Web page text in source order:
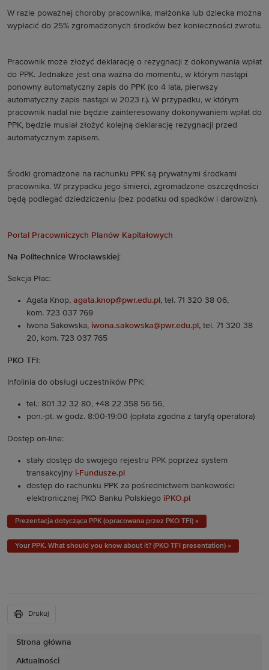
Strona główna
Aktualności
W razie poważnej choroby pracownika, małżonka lub dziecka można
wypłacić do 25% zgromadzonych środków bez konieczności zwrotu.
Pracownik może złożyć deklarację o rezygnacji z dokonywania wpłat
do PPK. Jednakże jest ona ważna do momentu, w którym nastąpi
ponowny automatyczny zapis do PPK (co 4 lata, pierwszy
automatyczny zapis nastąpi w 2023 r.). W przypadku, w którym
pracownik nadal nie będzie zainteresowany dokonywaniem wpłat do
PPK, będzie musiał złożyć kolejną deklarację rezygnacji przed
automatycznym zapisem.
Środki gromadzone na rachunku PPK są prywatnymi środkami
pracownika. W przypadku jego śmierci, zgromadzone oszczędności
będą podlegać dziedziczeniu (bez podatku od spadków i darowizn).
Portal Pracowniczych Planów Kapitałowych
Na Politechnice Wrocławskiej:
Sekcja Płac:
Agata Knop, agata.knop@pwr.edu.pl , tel. 71 320 38 06,
kom. 723 037 769
Iwona Sakowska, iwona.sakowska@pwr.edu.pl, tel. 71 320 38
20, kom. 723 037 765
PKO TFI :
Infolinia do obsługi uczestników PPK:
tel.: 801 32 32 80, +48 22 358 56 56,
pon.-pt. w godz. 8:00-19:00 (opłata zgodna z taryfą operatora)
Dostęp on-line:
stały dostęp do swojego rejestru PPK poprzez system
transakcyjny i-Fundusze.pl
dostęp do rachunku PPK za pośrednictwem bankowości
elektronicznej PKO Banku Polskiego iPKO.pl
Prezentacja dotycząca PPK (opracowana przez PKO TFI) »
Your PPK. What should you know about it? (PKO TFI presentation) »
Drukuj